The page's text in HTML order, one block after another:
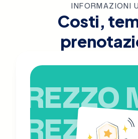
INFORMAZIONI
Costi,
PREZZO
PREZZO